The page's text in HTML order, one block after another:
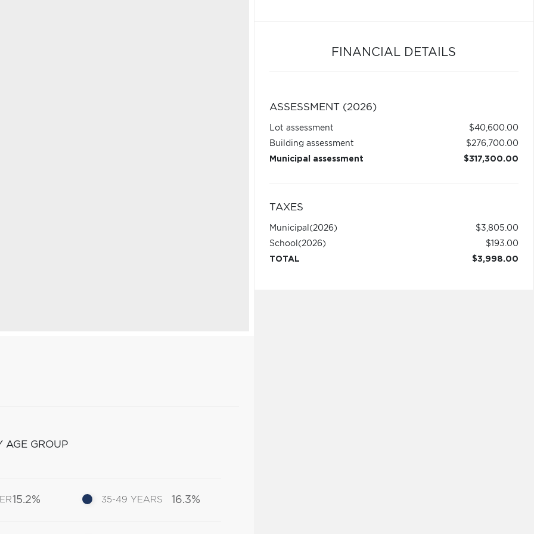
AGE GROUP
15.2% 35-49 YEARS 16.3%
FINANCIAL DETAILS
ASSESSMENT (2026)
Lot assessment
$40,600.00
Building assessment
$276,700.00
Municipal assessment
$317,300.00
TAXES
Municipal (2026)
$3,805.00
School (2026)
$193.00
TOTAL
$3,998.00